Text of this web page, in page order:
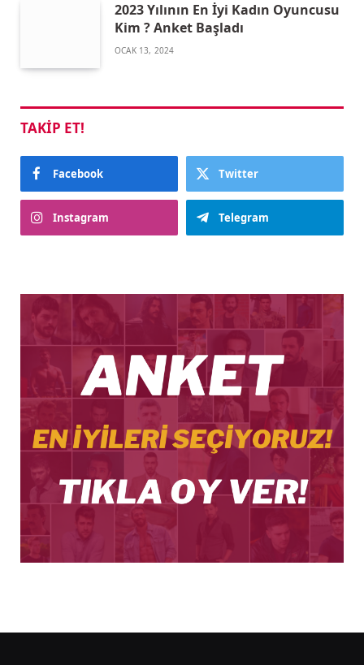
2023 Yılının En İyi Kadın Oyuncusu
Kim ? Anket Başladı
OCAK 13, 2024
TAKIP ET!
Facebook Twitter
Instagram Telegram